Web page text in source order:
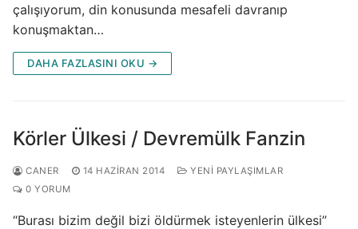
çalışıyorum, din konusunda mesafeli davranıp
konuşmaktan…
DAHA FAZLASINI OKU →
Körler Ülkesi / Devremülk Fanzin
CANER 14 HAZIRAN 2014
YENI PAYLAŞIMLAR
0 YORUM
“Burası bizim değil bizi öldürmek isteyenlerin ülkesi”